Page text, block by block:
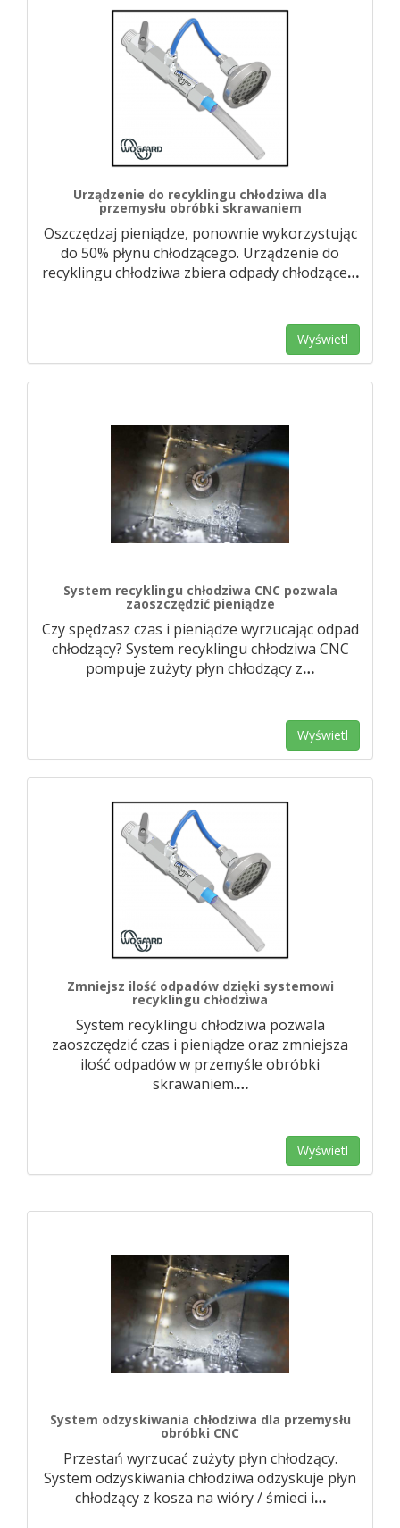
Urządzenie do recyklingu chłodziwa dla
przemysłu obróbki skrawaniem
Oszczędzaj pieniądze, ponownie wykorzystując
do 50% płynu chłodzącego. Urządzenie do
recyklingu chłodziwa zbiera odpady chłodzące…
Wyświetl
System recyklingu chłodziwa CNC pozwala
zaoszczędzić pieniądze
Czy spędzasz czas i pieniądze wyrzucając odpad
chłodzący? System recyklingu chłodziwa CNC
pompuje zużyty płyn chłodzący z…
Wyświetl
Zmniejsz ilość odpadów dzięki systemowi
recyklingu chłodziwa
System recyklingu chłodziwa pozwala
zaoszczędzić czas i pieniądze oraz zmniejsza
ilość odpadów w przemyśle obróbki
skrawaniem.…
Wyświetl
System odzyskiwania chłodziwa dla przemysłu
obróbki CNC
Przestań wyrzucać zużyty płyn chłodzący.
System odzyskiwania chłodziwa odzyskuje płyn
chłodzący z kosza na wióry / śmieci i…